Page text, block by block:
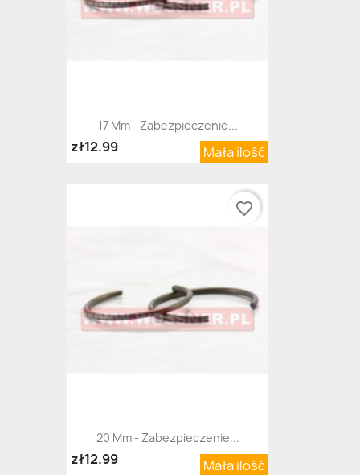
17 Mm - Zabezpieczenie...
Mała ilość
zł12.99
20 Mm - Zabezpieczenie...
Mała ilość
zł12.99
favorite_border